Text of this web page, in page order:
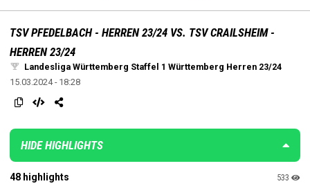
TSV PFEDELBACH - HERREN 23/24 VS. TSV CRAILSHEIM -
HERREN 23/24
Landesliga Württemberg Staffel 1 Württemberg Herren 23/24
15.03.2024 - 18:28
HIDE HIGHLIGHTS
48 highlights 533